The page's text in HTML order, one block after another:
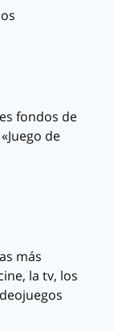
fondos de
de
más
la tv, los